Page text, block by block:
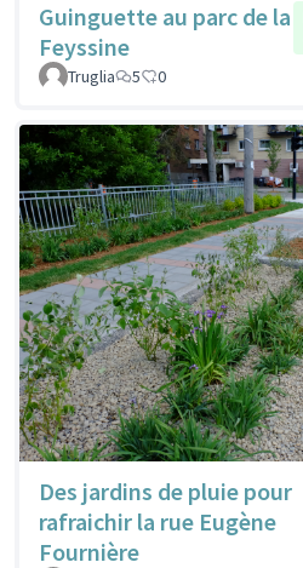
Guinguette au parc de la
Feyssine
Truglia
5 0
Des jardins de pluie pour
rafraichir la rue Eugène
Fournière